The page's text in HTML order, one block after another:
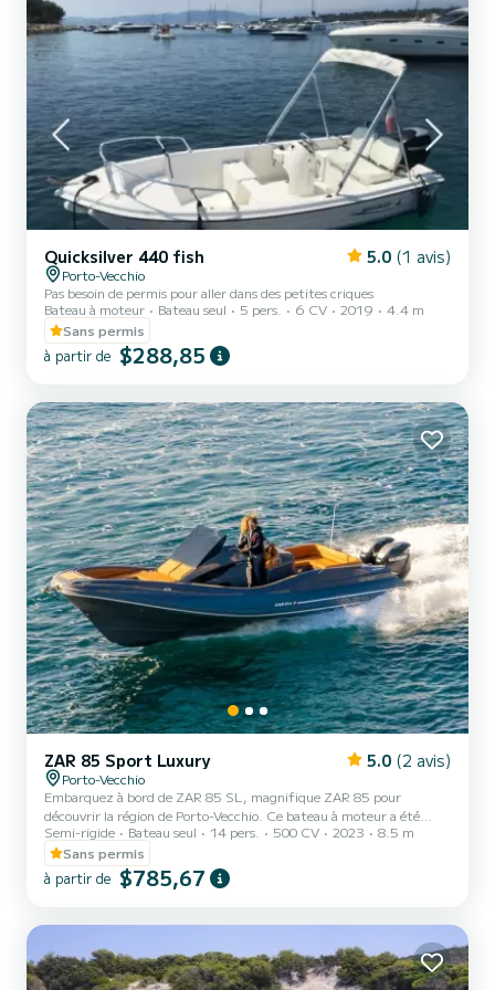
Quicksilver 440 fish 5.0 (1 avis)
Porto-Vecchio
Pas besoin de permis pour aller dans des petites criques
Bateau à moteur
Bateau seul 5 pers. 6 CV 2019
4.4 m
Sans permis
à partir de $288,85
ZAR 85 Sport Luxury 5.0 (2 avis)
Porto-Vecchio
Embarquez à bord de ZAR 85 SL, magnifique ZAR 85 pour
découvrir la région de Porto-Vecchio. Ce bateau à moteur a été
construit en 2023 pour assurer confort et performance en mer.
Vous êtes assuré de passer une journée ou une semaine d'exception
sur ce bateau d'une longueur de 9 mètres. Sa capacité
d'embarcation est de 14 personnes. Vous pouvez nous envoyer votre
Semi-rigide Bateau seul 14 pers. 500 CV 2023
8.5 m
Sans permis
à partir de $785,67